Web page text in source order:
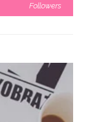
Followers